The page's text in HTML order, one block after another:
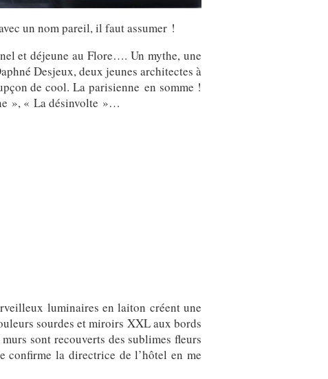
un nom pareil, il faut assumer !
et déjeune au Flore…. Un mythe, une
Desjeux, deux jeunes architectes à
de cool. La parisienne en somme !
», « La désinvolte »…
luminaires en laiton créent une
sourdes et miroirs XXL aux bords
sont recouverts des sublimes fleurs
la directrice de l’hôtel en me